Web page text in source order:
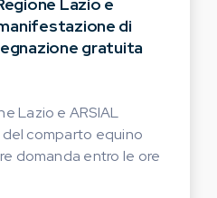
Lazio e
di
gratuita
Lazio e ARSIAL
comparto equino
domanda entro le ore